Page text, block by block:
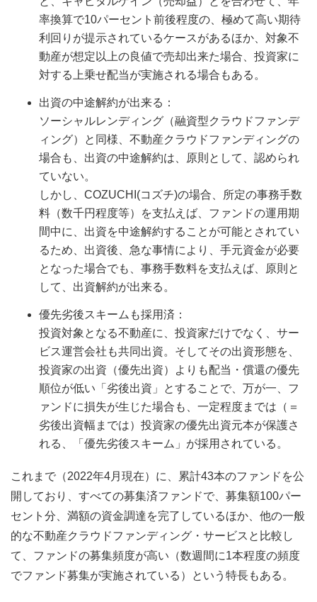
率換算で10パーセント前後程度の、極めて高い期待
利回りが提示されているケースがあるほか、対象不
動産が想定以上の良値で売却出来た場合、投資家に
対する上乗せ配当が実施される場合もある。
出資の中途解約が出来る：
ソーシャルレンディング（融資型クラウドファンデ
ィング）と同様、不動産クラウドファンディングの
場合も、出資の中途解約は、原則として、認められ
ていない。
しかし、COZUCHI(コズチ)の場合、所定の事務手数
料（数千円程度等）を支払えば、ファンドの運用期
間中に、出資を中途解約することが可能とされてい
るため、出資後、急な事情により、手元資金が必要
となった場合でも、事務手数料を支払えば、原則と
して、出資解約が出来る。
優先劣後スキームも採用済：
投資対象となる不動産に、投資家だけでなく、サー
ビス運営会社も共同出資。そしてその出資形態を、
投資家の出資（優先出資）よりも配当・償還の優先
順位が低い「劣後出資」とすることで、万が一、フ
ァンドに損失が生じた場合も、一定程度までは（＝
劣後出資幅までは）投資家の優先出資元本が保護さ
れる、「優先劣後スキーム」が採用されている。
これまで（2022年4月現在）に、累計43本のファンドを公
開しており、すべての募集済ファンドで、募集額100パー
セント分、満額の資金調達を完了しているほか、他の一般
的な不動産クラウドファンディング・サービスと比較し
て、ファンドの募集頻度が高い（数週間に1本程度の頻度
でファンド募集が実施されている）という特長もある。